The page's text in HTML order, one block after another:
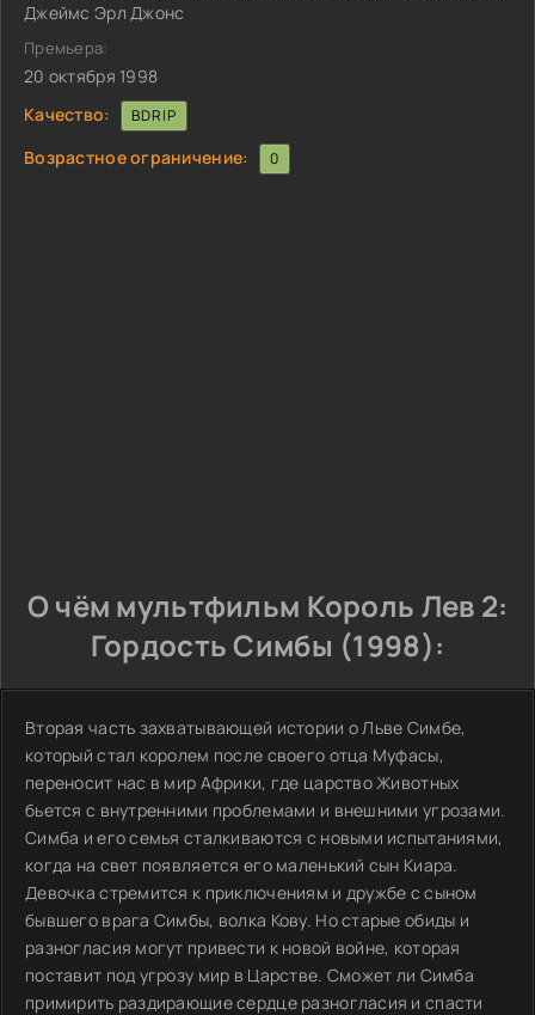
Джеймс Эрл Джонс
Премьера:
20 октября 1998
Качество:
BDRIP
Возрастное ограничение: 0
О чём мультфильм Король Лев 2:
Гордость Симбы (1998):
Вторая часть захватывающей истории о Льве Симбе,
который стал королем после своего отца Муфасы,
переносит нас в мир Африки, где царство Животных
бьется с внутренними проблемами и внешними угрозами.
Симба и его семья сталкиваются с новыми испытаниями,
когда на свет появляется его маленький сын Киара.
Девочка стремится к приключениям и дружбе с сыном
бывшего врага Симбы, волка Кову. Но старые обиды и
разногласия могут привести к новой войне, которая
поставит под угрозу мир в Царстве. Сможет ли Симба
примирить раздирающие сердце разногласия и спасти